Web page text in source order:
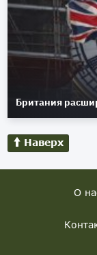
Британия
Наверх
О